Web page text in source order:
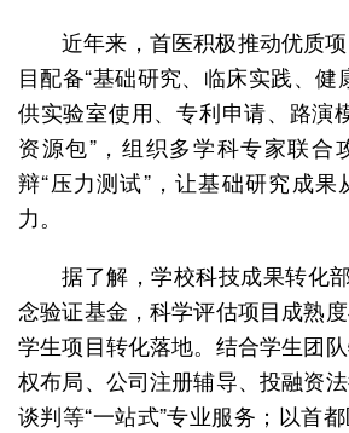
近年来，首医积极推动优质
目配备“基础研究、临床实践、健
供实验室使用、专利申请、路演
资源包”，组织多学科专家联合
辩“压力测试”，让基础研究成
力。
据了解，学校科技成果转化
念验证基金，科学评估项目成熟
学生项目转化落地。结合学生团
权布局、公司注册辅导、投融资
谈判等“一站式”专业服务；以首